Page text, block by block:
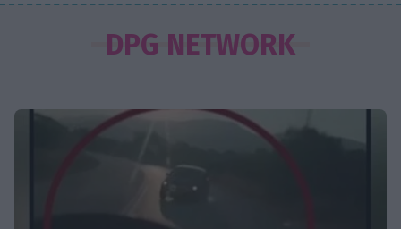
Βαρύ πένθος για τη συνεργάτιδα της
Καινούργιου, Μαρία Βλάχου – Το
Λένα Παπαληγούρα για Άκη Πάντο:
«Ο γάμος μας είναι πολύ καλύτερος
DPG NETWORK